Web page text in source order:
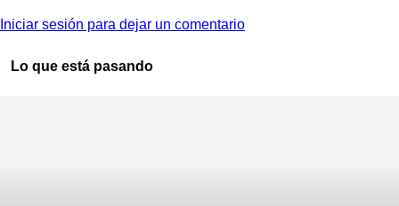
Iniciar sesión para dejar un comentario
Lo que está pasando